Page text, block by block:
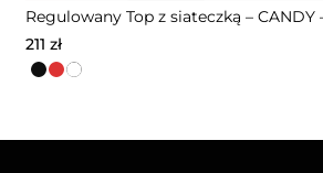
Regulowany Top z siateczką – CANDY
211 zł
Ten